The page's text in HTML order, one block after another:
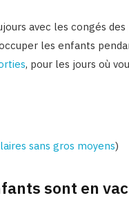
avec les congés
les enfants
, pour les jours où
sans gros moyens)
sont en